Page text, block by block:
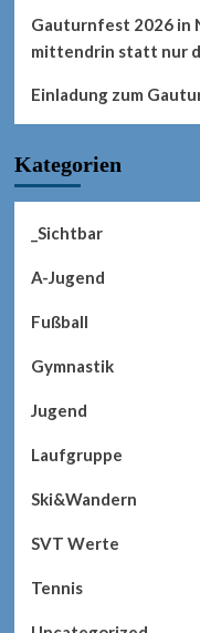
Gauturnfest 2026 in
mittendrin statt nur
Einladung zum
Kategorien
_Sichtbar
A-Jugend
Fußball
Gymnastik
Jugend
Laufgruppe
Ski&Wandern
SVT Werte
Tennis